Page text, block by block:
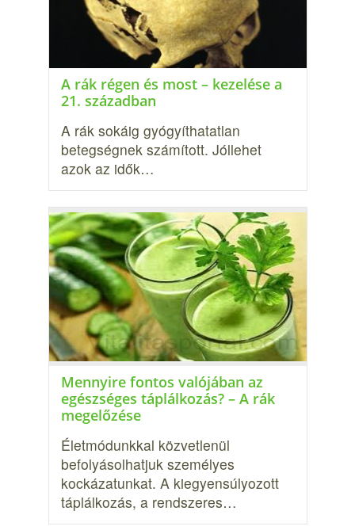
A rák régen és most – kezelése a
21. században
A rák sokáig gyógyíthatatlan
betegségnek számított. Jóllehet
azok az idők…
Mennyire fontos valójában az
egészséges táplálkozás? – A rák
megelőzése
Életmódunkkal közvetlenül
befolyásolhatjuk személyes
kockázatunkat. A kiegyensúlyozott
táplálkozás, a rendsze­res…